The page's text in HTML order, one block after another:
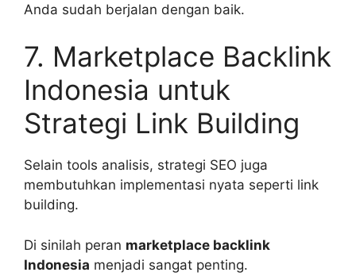
Anda sudah berjalan dengan baik.
7. Marketplace Backlink
Indonesia untuk
Strategi Link Building
Selain tools analisis, strategi SEO juga
membutuhkan implementasi nyata seperti link
building.
Di sinilah peran marketplace backlink
Indonesia menjadi sangat penting.